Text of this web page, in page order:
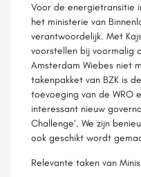
Voor de energietransitie
het ministerie van
verantwoordelijk. Met
voorstellen bij voormalig
Amsterdam Wiebes niet
takenpakket van BZK is
toevoeging van de WRO
interessant nieuw
Challenge’. We zijn
ook geschikt wordt
Relevante taken van